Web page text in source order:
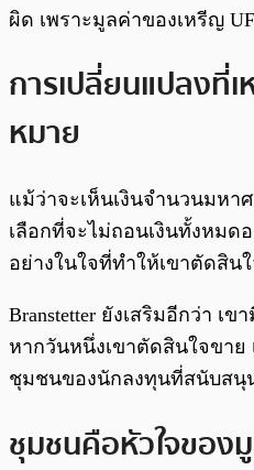
ผิด เพราะมูลค่าของเหรีญ
การเปลี่ยนแปลงที่
หมาย
แม้ว่าจะเห็นเงินจำนวนมหาศ
เลือกที่จะไม่ถอนเงินทั้งหมด
อย่างในใจที่ทำให้เขาตัดสิน
Branstetter ยังเสริมอีกว่า เ
หากวันหนึ่งเขาตัดสินใจขาย
ชุมชนของนักลงทุนที่สนับสนุ
ชุมชนคือหัวใจของ